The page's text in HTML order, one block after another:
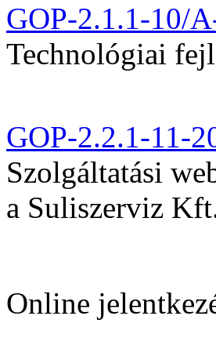
GOP-2.1.1-10/
Technológiai
GOP-2.2.1-11-
Szolgáltatási
a Suliszerviz
Online